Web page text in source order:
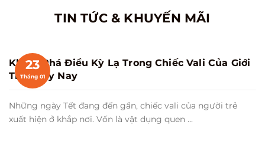
TIN TỨC & KHUYẾN MÃI
23
Tháng 01